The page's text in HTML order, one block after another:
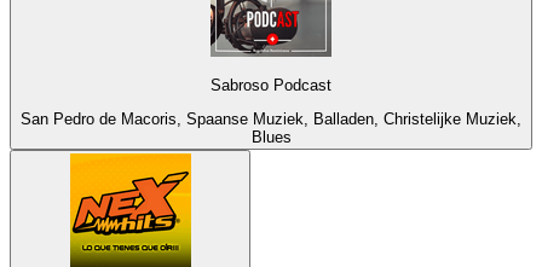
Sabroso Podcast
San Pedro de Macoris, Spaanse Muziek, Balladen, Christelijke Muziek,
Blues